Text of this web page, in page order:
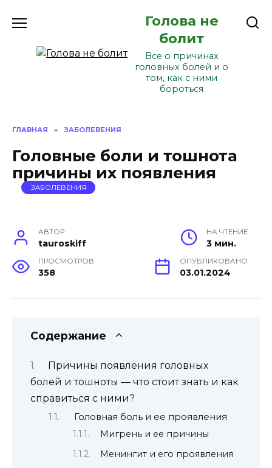
Голова не
болит
Все о причинах
головных болей и о
том, как с ними
бороться
ГЛАВНАЯ » ЗАБОЛЕВЕНИЯ
Головные боли и тошнота
причины их появления
ЗАБОЛЕВЕНИЯ
АВТОР
tauroskiff
НА ЧТЕНИЕ
3 мин.
ПРОСМОТРОВ
358
ОПУБЛИКОВАНО
03.01.2024
Содержание
Причины появления головных
болей и тошноты — что стоит знать и как
справиться с ними?
Головная боль и ее проявления
Мигрень и ее причины
Менингит и его проявления